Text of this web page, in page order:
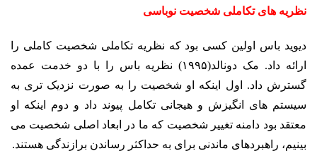
نظریه های تکاملی شخصیت نوباسی
دیوید باس اولین کسی بود که نظریه تکاملی شخصیت کاملی را
ارائه داد. مک دونالد(۱۹۹۵) نظریه باس را با دو خدمت عمده
گسترش داد. اول اینکه او شخصیت را به صورت نزدیک تری به
سیستم های انگیزش و هیجانی تکامل پیوند داد و دوم اینکه او
معتقد بود دامنه تغییر شخصیت که ما در ابعاد اصلی شخصیت می
بینیم، راهبردهای ماندنی برای به حداکثر رساندن برازندگی هستند.